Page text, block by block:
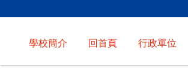
學校簡介 回首頁 行政單位